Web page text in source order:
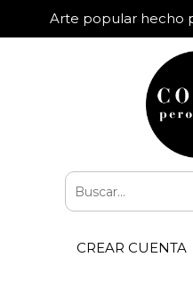
Arte popular hecho
CREAR CUENTA